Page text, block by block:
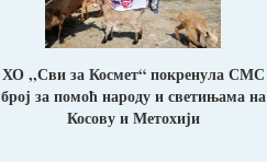
ХО ,,Сви за Космет“ покренула СМС
број за помоћ народу и светињама на
Косову и Метохији